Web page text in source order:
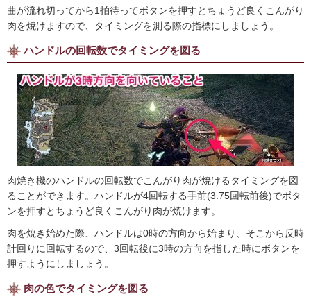
曲が流れ切ってから1拍待ってボタンを押すとちょうど良くこんがり
肉を焼けますので、タイミングを測る際の指標にしましょう。
ハンドルの回転数でタイミングを図る
肉焼き機のハンドルの回転数でこんがり肉が焼けるタイミングを図
ることができます。ハンドルが4回転する手前(3.75回転前後)でボタ
ンを押すとちょうど良くこんがり肉が焼けます。
肉を焼き始めた際、ハンドルは0時の方向から始まり、そこから反時
計回りに回転するので、3回転後に3時の方向を指した時にボタンを
押すようにしましょう。
肉の色でタイミングを図る